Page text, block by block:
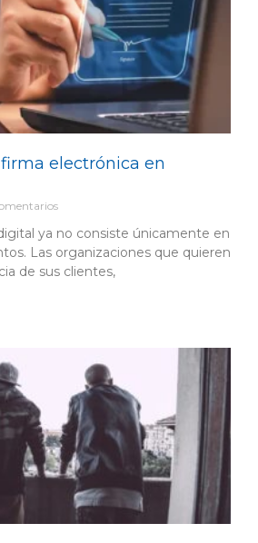
electrónica en
ya no consiste únicamente en
Las organizaciones que quieren
de sus clientes,